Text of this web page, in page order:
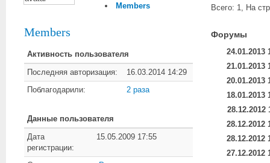
Members
Members
Активность пользователя
Последняя авторизация:
16.03.2014 14:29
Поблагодарили:
2 раза
Данные пользователя
Дата
регистрации:
15.05.2009 17:55
Всего: 1, На
Форумы
24.01.2013
21.01.2013
20.01.2013
18.01.2013
28.12.2012
28.12.2012
28.12.2012
27.12.2012